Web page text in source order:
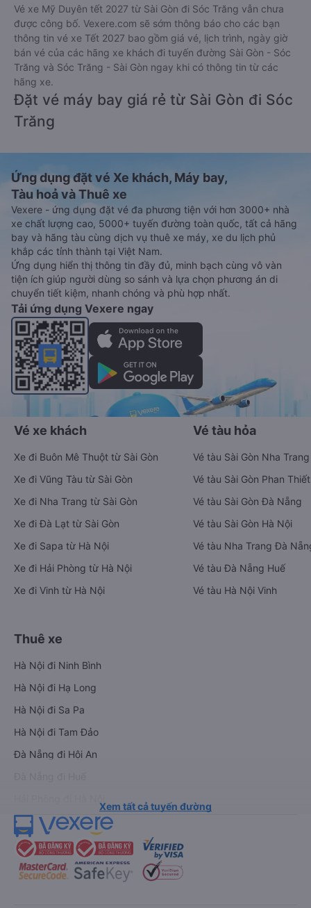
Vé xe Mỹ Duyên tết 2027 từ Sài Gòn đi Sóc Trăng vẫn chưa
được công bố. Vexere.com sẽ sớm thông báo cho các bạn
thông tin vé xe Tết 2027 bao gồm giá vé, lịch trình, ngày giờ
bán vé của các hãng xe khách đi tuyến đường Sài Gòn - Sóc
Trăng và Sóc Trăng - Sài Gòn ngay khi có thông tin từ các
hãng xe.
Đặt vé máy bay giá rẻ từ Sài Gòn đi Sóc
Trăng
Ứng dụng đặt vé Xe khách, Máy bay,
Tàu hoả và Thuê xe
Vexere - ứng dụng đặt vé đa phương tiện với hơn 3000+ nhà
xe chất lượng cao, 5000+ tuyến đường toàn quốc, tất cả hãng
bay và hãng tàu cùng dịch vụ thuê xe máy, xe du lịch phủ
khắp các tỉnh thành tại Việt Nam.
Ứng dụng hiển thị thông tin đầy đủ, minh bạch cùng vô vàn
tiện ích giúp người dùng so sánh và lựa chọn phương án di
chuyển tiết kiệm, nhanh chóng và phù hợp nhất.
Tải ứng dụng Vexere ngay
Vé xe khách
Xe đi Buôn Mê Thuột từ Sài Gòn
Xe đi Vũng Tàu từ Sài Gòn
Xe đi Nha Trang từ Sài Gòn
Xe đi Đà Lạt từ Sài Gòn
Xe đi Sapa từ Hà Nội
Xe đi Hải Phòng từ Hà Nội
Xe đi Vinh từ Hà Nội
Vé tàu hỏa
Vé tàu Sài Gòn Nha Trang
Vé tàu Sài Gòn Phan Thiết
Vé tàu Sài Gòn Đà Nẵng
Vé tàu Sài Gòn Hà Nội
Vé tàu Nha Trang Đà
Vé tàu Đà Nẵng Huế
Vé tàu Hà Nội Vinh
Thuê xe
Hà Nội đi Ninh Bình
Hà Nội đi Hạ Long
Hà Nội đi Sa Pa
Hà Nội đi Tam Đảo
Đà Nẵng đi Hội An
Xem tất cả tuyến đường